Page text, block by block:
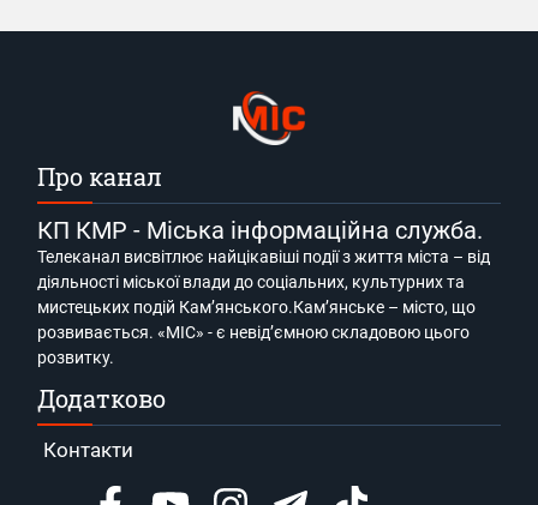
Про канал
КП КМР - Міська інформаційна служба.
Телеканал висвітлює найцікавіші події з життя міста – від
діяльності міської влади до соціальних, культурних та
мистецьких подій Кам’янського.Кам’янське – місто, що
розвивається. «МІС» - є невід’ємною складовою цього
розвитку.
Додатково
Контакти